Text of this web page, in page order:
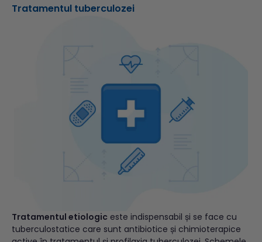
Tratamentul tuberculozei
Tratamentul etiologic este indispensabil și se face cu
tuberculostatice care sunt antibiotice și chimioterapice